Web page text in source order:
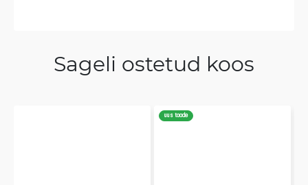
Sageli ostetud koos
uus toode